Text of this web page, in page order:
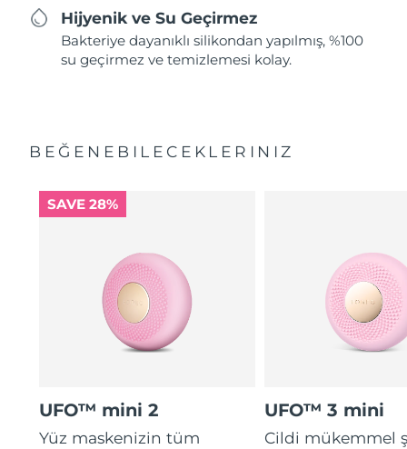
Hijyenik ve Su Geçirmez
Bakteriye dayanıklı silikondan yapılmış, %100
su geçirmez ve temizlemesi kolay.
BEĞENEBILECEKLERINIZ
SAVE 28%
UFO™ mini 2
Yüz maskenizin tüm
UFO™ 3 mini
Cildi mükemmel